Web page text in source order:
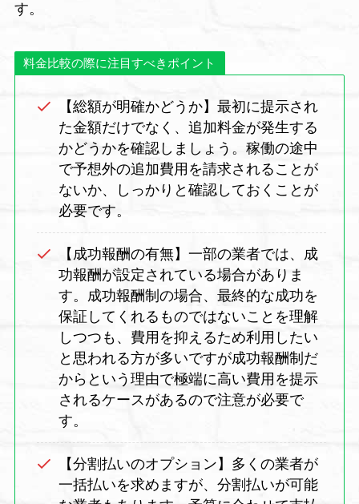
す。
料金比較の際に注目すべきポイント
【総額が明確かどうか】最初に提示され
た金額だけでなく、追加料金が発生する
かどうかを確認しましょう。稼働の途中
で予想外の追加費用を請求されることが
ないか、しっかりと確認しておくことが
必要です。
【成功報酬の有無】一部の業者では、成
功報酬が設定されている場合がありま
す。成功報酬制の場合、最終的な成功を
保証してくれるものではないことを理解
しつつも、費用を抑えるため利用したい
と思われる方が多いですが成功報酬制だ
からという理由で極端に高い費用を提示
されるケースがあるので注意が必要で
す。
【分割払いのオプション】多くの業者が
一括払いを求めますが、分割払いが可能